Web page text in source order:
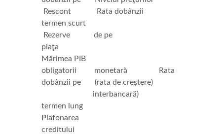
Rescont Rata dobânzii
termen scurt
Rezerve de pe
piaţa
Mărimea PIB
obligatorii monetară Rata
dobânzii pe (rata de creştere)
interbancară)
termen lung
Plafonarea
creditului